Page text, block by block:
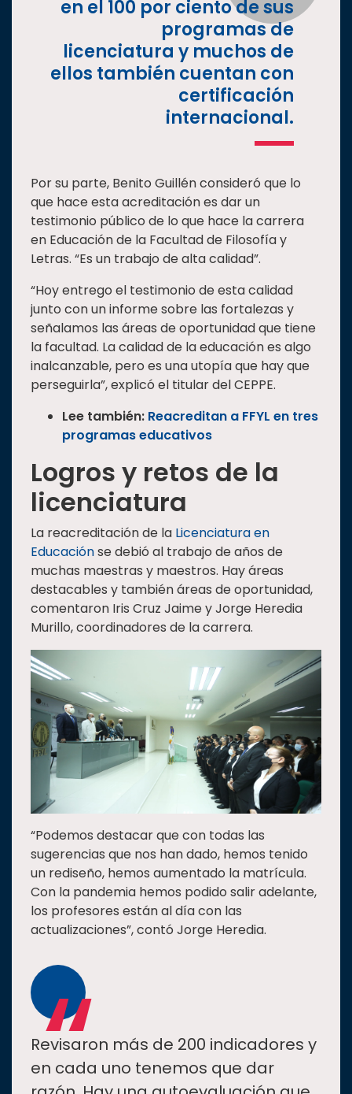
en el 100 por ciento de sus
programas de
licenciatura y muchos de
ellos también cuentan con
certificación
internacional.
Por su parte, Benito Guillén consideró que lo
que hace esta acreditación es dar un
testimonio público de lo que hace la carrera
en Educación de la Facultad de Filosofía y
Letras. “Es un trabajo de alta calidad”.
“Hoy entrego el testimonio de esta calidad
junto con un informe sobre las fortalezas y
señalamos las áreas de oportunidad que tiene
la facultad. La calidad de la educación es algo
inalcanzable, pero es una utopía que hay que
perseguirla”, explicó el titular del CEPPE.
Lee también: Reacreditan a FFYL en tres
programas educativos
Logros y retos de la
licenciatura
La reacreditación de la Licenciatura en
Educaciónse debió al trabajo de años de
muchas maestras y maestros. Hay áreas
destacables y también áreas de oportunidad,
comentaron Iris Cruz Jaime y Jorge Heredia
Murillo, coordinadores de la carrera.
“Podemos destacar que con todas las
sugerencias que nos han dado, hemos tenido
un rediseño, hemos aumentado la matrícula.
Con la pandemia hemos podido salir adelante,
los profesores están al día con las
actualizaciones”, contó Jorge Heredia.
“
Revisaron más de 200 indicadores y
en cada uno tenemos que dar